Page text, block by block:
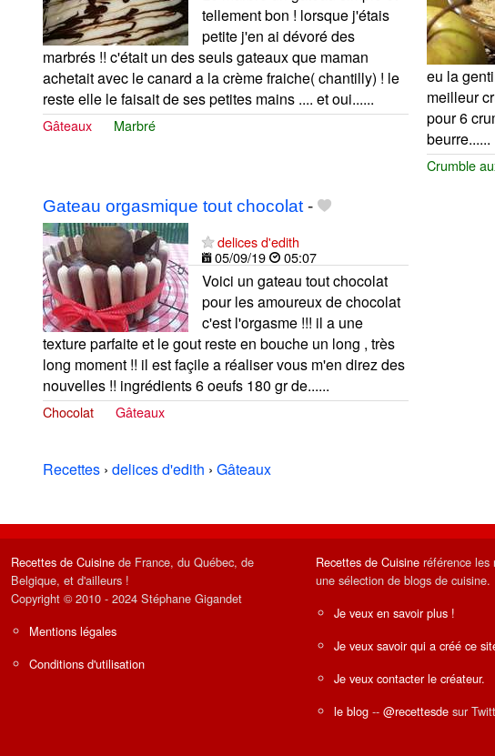
tellement bon ! lorsque j'étais
petite j'en ai dévoré des
marbrés !! c'était un des seuls gateaux que maman
achetait avec le canard a la crème fraiche( chantilly) ! le
reste elle le faisait de ses petites mains .... et oui......
Gâteaux Marbré
eu la
meilleur
pour 6
beurre......
Crumble
Gateau orgasmique tout chocolat -
delices d'edith
05/09/19
05:07
Voici un gateau tout chocolat
pour les amoureux de chocolat
c'est l'orgasme !!! il a une
texture parfaite et le gout reste en bouche un long , très
long moment !! il est façile a réaliser vous m'en direz des
nouvelles !! ingrédients 6 oeufs 180 gr de......
Chocolat Gâteaux
Recettes › delices d'edith › Gâteaux
Recettes de Cuisine de France, du Québec, de
Belgique, et d'ailleurs !
Copyright © 2010 - 2024 Stéphane Gigandet
Mentions légales
Conditions d'utilisation
Recettes de Cuisine référence les
une sélection de blogs de cuisine.
Je veux en savoir plus !
Je veux savoir qui a créé ce
Je veux contacter le créateur.
le blog -- @recettesde sur